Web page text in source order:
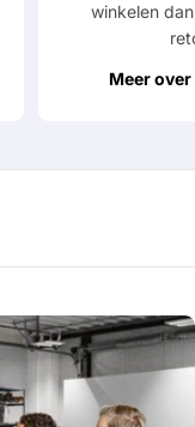
winkelen
Meer